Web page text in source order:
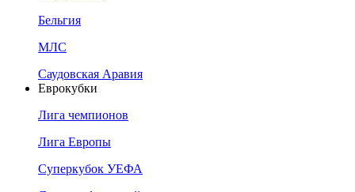
Бельгия
МЛС
Саудовская Аравия
Еврокубки
Лига чемпионов
Лига Европы
Суперкубок УЕФА